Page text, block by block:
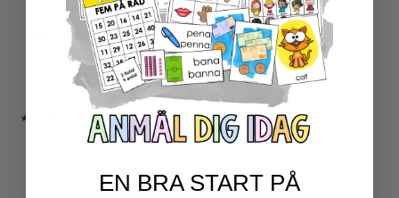
NIVÅINDELADE LÄSTEXTER
LÄSKORT FAKTA
VI SKRIVER
SPRÅKSPIRALEN
MATTESPIRALEN
★ SÄSONG OCH HÖGTIDER
100 SKOLDAGAR
EN BRA START PÅ